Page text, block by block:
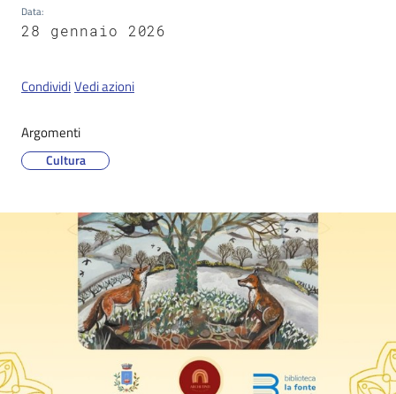
Servizi
line
Tutti
argomenti
Data:
28 gennaio 2026
CondividiVedi azioni
Argomenti
Cultura